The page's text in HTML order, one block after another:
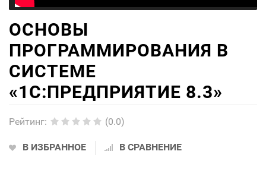
ОСНОВЫ
ПРОГРАММИРОВАНИЯ В
СИСТЕМЕ
«1C:ПРЕДПРИЯТИЕ 8.3»
Рейтинг: (0.0)
В ИЗБРАННОЕ В СРАВНЕНИЕ